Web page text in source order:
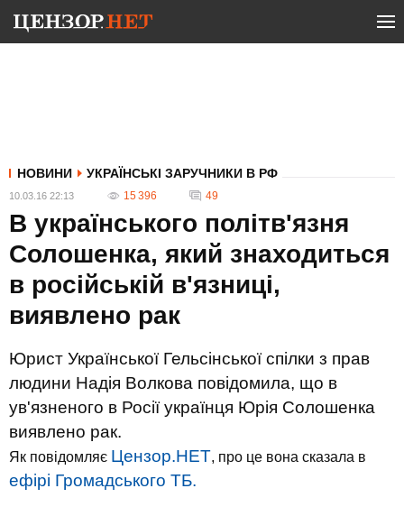
НОВИНИ УКРАЇНСЬКІ ЗАРУЧНИКИ В РФ
10.03.16 22:13 15 396 49
В українського політв'язня
Солошенка, який знаходиться
в російській в'язниці,
виявлено рак
Юрист Української Гельсінської спілки з прав
людини Надія Волкова повідомила, що в
ув'язненого в Росії українця Юрія Солошенка
виявлено рак.
Як повідомляє Цензор.НЕТ, про це вона сказала в
ефірі Громадського ТБ.